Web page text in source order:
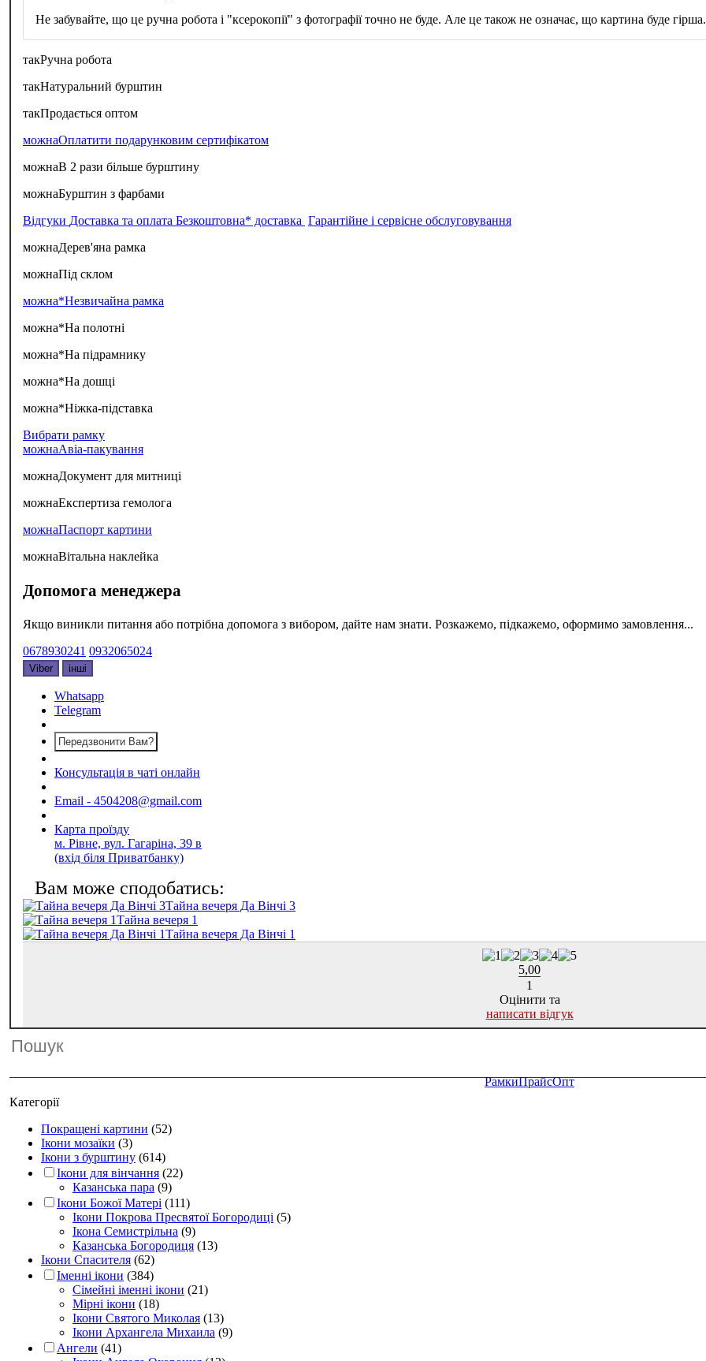
Не забувайте, що це ручна робота і "ксерокопії" з фотографії точно не буде. Але це також не означає, що картина буде
такРучна робота
такНатуральний бурштин
такПродається оптом
можнаОплатити подарунковим сертифікатом
можнаВ 2 рази більше бурштину
можнаБурштин з фарбами
Відгуки Доставка та оплата Безкоштовна* доставка Гарантійне і сервісне обслуговування
можнаДерев'яна рамка
можнаПід склом
можна*Незвичайна рамка
можна*На полотні
можна*На підрамнику
можна*На дошці
можна*Ніжка-підставка
Вибрати рамку
можнаАвіа-пакування
можнаДокумент для митниці
можнаЕкспертиза гемолога
можнаПаспорт картини
можнаВітальна наклейка
Допомога менеджера
Якщо виникли питання або потрібна допомога з вибором, дайте нам знати. Розкажемо, підкажемо, оформимо замовлення...
0678930241 0932065024
Viber інші
Whatsapp
Telegram
Передзвонити Вам?
Консультація в чаті онлайн
Email - 4504208@gmail.com
Карта проїзду
м. Рівне, вул. Гагаріна, 39 в
(вхід біля Приватбанку)
Тайна вечеря Да Вінчі 3
Тайна вечеря 1
Тайна вечеря Да Вінчі 1
5,00
1
Оцінити та
написати відгук
РамкиПрайсОпт
Категорії
Покращені картини (52)
Ікони мозаїки (3)
Ікони з бурштину (614)
Ікони для вінчання (22)
Казанська пара (9)
Ікони Божої Матері (111)
Ікони Покрова Пресвятої Богородиці (5)
Ікона Семистрільна (9)
Казанська Богородиця (13)
Ікони Спасителя (62)
Іменні ікони (384)
Сімейні іменні ікони (21)
Мірні ікони (18)
Ікони Святого Миколая (13)
Ікони Архангела Михаила (9)
Ангели (41)